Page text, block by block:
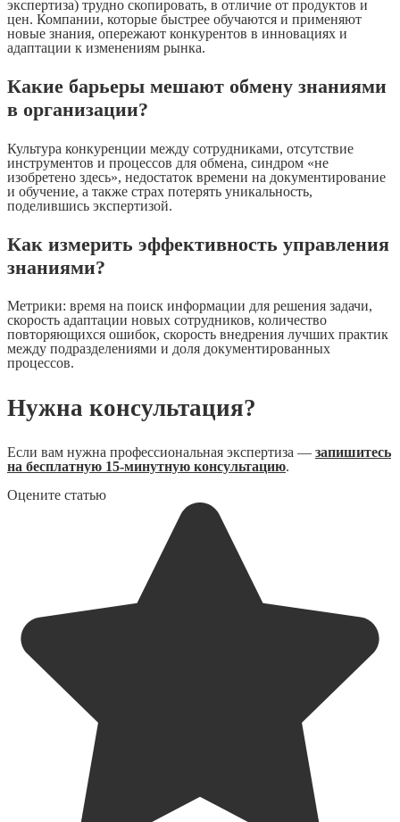
экспертиза) трудно скопировать, в отличие от продуктов и
цен. Компании, которые быстрее обучаются и применяют
новые знания, опережают конкурентов в инновациях и
адаптации к изменениям рынка.
Какие барьеры мешают обмену знаниями
в организации?
Культура конкуренции между сотрудниками, отсутствие
инструментов и процессов для обмена, синдром «не
изобретено здесь», недостаток времени на документирование
и обучение, а также страх потерять уникальность,
поделившись экспертизой.
Как измерить эффективность управления
знаниями?
Метрики: время на поиск информации для решения задачи,
скорость адаптации новых сотрудников, количество
повторяющихся ошибок, скорость внедрения лучших практик
между подразделениями и доля документированных
процессов.
Нужна консультация?
Если вам нужна профессиональная экспертиза — запишитесь
на бесплатную 15-минутную консультацию.
Оцените статью